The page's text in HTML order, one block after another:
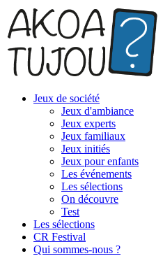
Jeux de société
Jeux d'ambiance
Jeux experts
Jeux familiaux
Jeux initiés
Jeux pour enfants
Les événements
Les sélections
On découvre
Test
Les sélections
CR Festival
Qui sommes-nous ?